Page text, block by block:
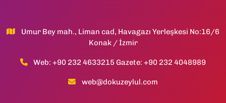
Umur Bey mah., Liman cad, Havagazı Yerleşkesi No:16/6
Konak / İzmir
Web: +90 232 4633215 Gazete: +90 232 4048989
web@dokuzeylul.com